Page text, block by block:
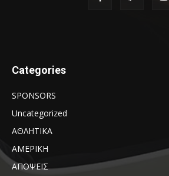
Categories
SPONSORS
Uncategorized
ΑΘΛΗΤΙΚΑ
ΑΜΕΡΙΚΗ
ΑΠΟΨΕΙΣ